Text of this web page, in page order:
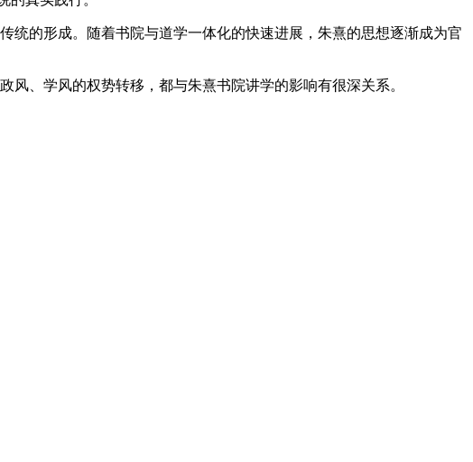
统的形成。随着书院与道学一体化的快速进展，朱熹的思想逐渐成为官
、学风的权势转移，都与朱熹书院讲学的影响有很深关系。